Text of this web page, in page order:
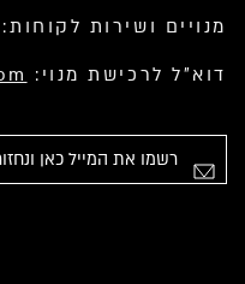
מנויים ושירות לקוחות: 058-5416146
דוא”ל לרכישת מנוי:
אימייל